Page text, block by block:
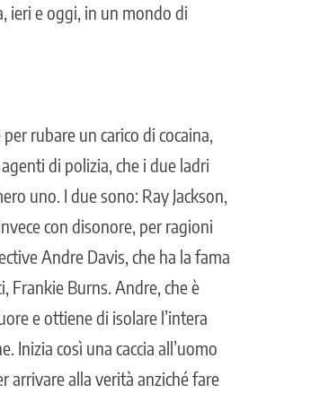
ieri e oggi, in un mondo di
rubare un carico di cocaina,
di polizia, che i due ladri
uno. I due sono: Ray Jackson,
con disonore, per ragioni
Andre Davis, che ha la fama
Frankie Burns. Andre, che è
e ottiene di isolare l’intera
così una caccia all’uomo
arrivare alla verità anziché fare